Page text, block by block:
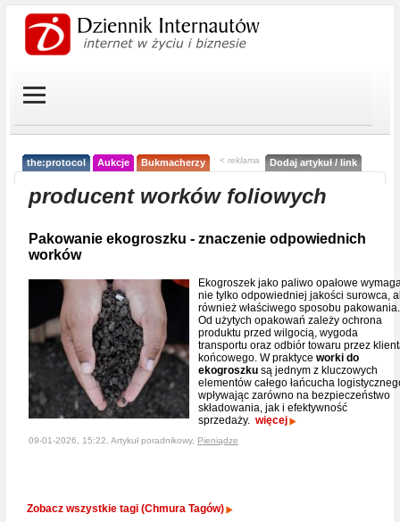
the:protocol Aukcje Bukmacherzy < reklama Dodaj artykuł / link
producent worków foliowych
Pakowanie ekogroszku - znaczenie odpowiednich
worków
Ekogroszek jako paliwo opałowe
nie tylko odpowiedniej jakości surowca,
również właściwego sposobu pakowania.
Od użytych opakowań zależy ochrona
produktu przed wilgocią, wygoda
transportu oraz odbiór towaru przez
końcowego. W praktyce worki do
ekogroszku są jednym z kluczowych
elementów całego łańcucha
wpływając zarówno na bezpieczeństwo
składowania, jak i efektywność
sprzedaży. więcej
09-01-2026, 15:22, Artykuł poradnikowy, Pieniądze
Zobacz wszystkie tagi (Chmura Tagów)